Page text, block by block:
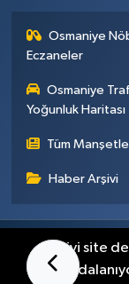
Osmaniye
Eczaneler
Osmaniye
Yoğunluk Haritası
Tüm
Haber Arşivi
En iyi site